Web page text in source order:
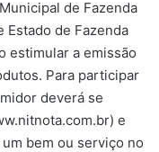
de Fazenda
Estado de Fazenda
estimular a emissão
Para participar
deverá se
e
bem ou serviço no